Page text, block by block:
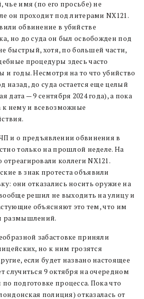
чье имя (по его просьбе) не
он проходит под литерами NX121.
обвинение в убийстве
но до суда он был освобожден под
быстрый, хотя, по большей части,
процедуры здесь часто
и годы. Несмотря на то что убийство
назад, до суда остается еще целый
дата — 9 сентября 2024 года), а пока
к нему и всевозможные
и о предъявлении обвинения в
только на прошлой неделе. На
коллеги NX121.
в знак протеста объявили
они отказались носить оружие на
решил не выходить на улицу и
объясняют это тем, что им
размышлений.
забастовке приняли
но к ним грозятся
если будет названо настоящее
случиться 9 октября на очередном
подготовке процесса. Пока что
полиция) отказалась от